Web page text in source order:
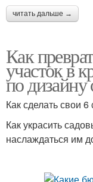
читать дальше →
Как
участок в
по
Как сделать свои
Как украсить
наслаждаться им